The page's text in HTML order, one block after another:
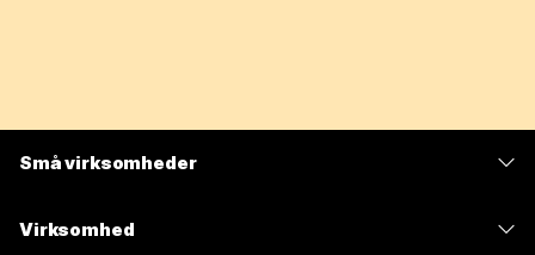
Små virksomheder
Virksomhed